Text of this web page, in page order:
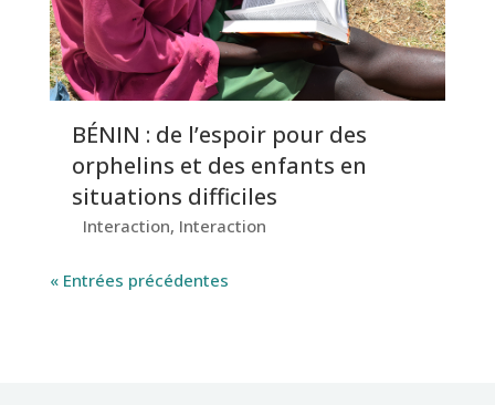
BÉNIN : de l’espoir pour des
orphelins et des enfants en
situations difficiles
Interaction, Interaction
« Entrées précédentes